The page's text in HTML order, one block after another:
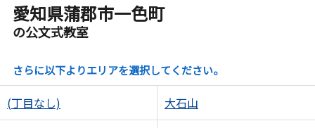
愛知県蒲郡市一色町
の公文式教室
さらに以下よりエリアを選択してください。
(丁目なし) 大石山